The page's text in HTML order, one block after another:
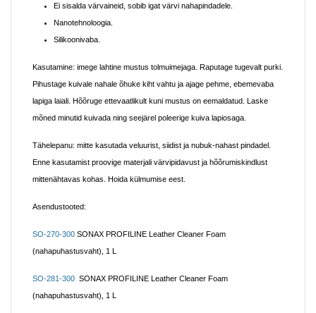
Ei sisalda värvaineid, sobib igat värvi nahapindadele.
Nanotehnoloogia.
Silikoonivaba.
Kasutamine: imege lahtine mustus tolmuimejaga. Raputage tugevalt purki.
Pihustage kuivale nahale õhuke kiht vahtu ja ajage pehme, ebemevaba
lapiga laiali. Hõõruge ettevaatlikult kuni mustus on eemaldatud. Laske
mõned minutid kuivada ning seejärel poleerige kuiva lapiosaga.
Tähelepanu: mitte kasutada veluurist, siidist ja nubuk-nahast pindadel.
Enne kasutamist proovige materjali värvipidavust ja hõõrumiskindlust
mittenähtavas kohas. Hoida külmumise eest.
Asendustooted:
SO-270-300 SONAX PROFILINE Leather Cleaner Foam
(nahapuhastusvaht), 1 L
SO-281-300 SONAX PROFILINE Leather Cleaner Foam
(nahapuhastusvaht), 1 L